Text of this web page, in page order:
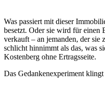
Was passiert mit dieser
besetzt. Oder sie wird für einen
verkauft – an jemanden, der sie
schlicht hinnimmt als das, was
Kostenberg ohne Ertragsseite.
Das Gedankenexperiment